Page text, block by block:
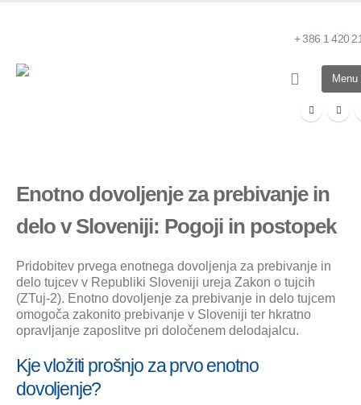
+ 386 1 420
Enotno dovoljenje za prebivanje in
delo v Sloveniji: Pogoji in postopek
Pridobitev prvega enotnega dovoljenja za prebivanje in
delo tujcev v Republiki Sloveniji ureja Zakon o tujcih
(ZTuj-2). Enotno dovoljenje za prebivanje in delo tujcem
omogoča zakonito prebivanje v Sloveniji ter hkratno
opravljanje zaposlitve pri določenem delodajalcu.
Kje vložiti prošnjo za prvo enotno
dovoljenje?